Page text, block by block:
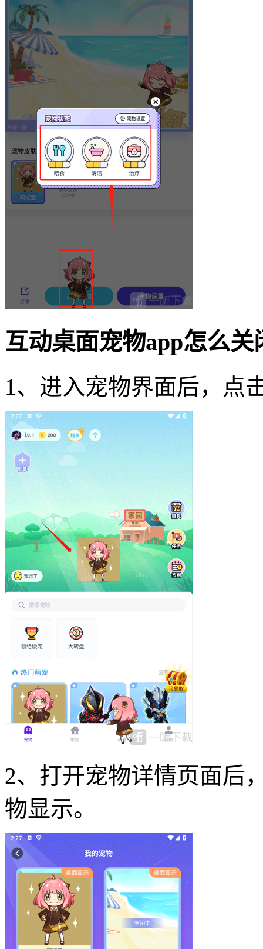
互动桌面宠物app怎么关
1、进入宠物界面后，点
2、打开宠物详情页面后
物显示。